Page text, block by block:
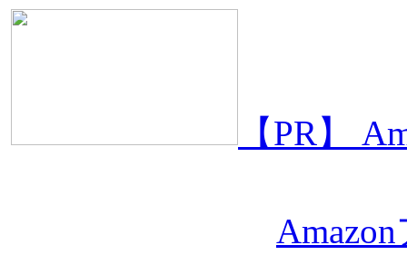
【PR】